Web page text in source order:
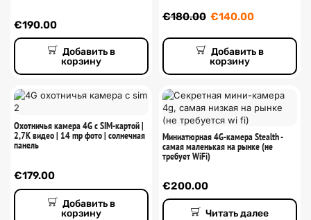
€190.00
Добавить в
корзину
€180.00 €140.00
Добавить в
корзину
Охотничья камера 4G с SIM-картой |
2,7K видео | 14 mp фото | солнечная
панель
€179.00
Добавить в
корзину
Миниатюрная 4G-камера Stealth -
самая маленькая на рынке (не
требует WiFi)
€200.00
Читать далее